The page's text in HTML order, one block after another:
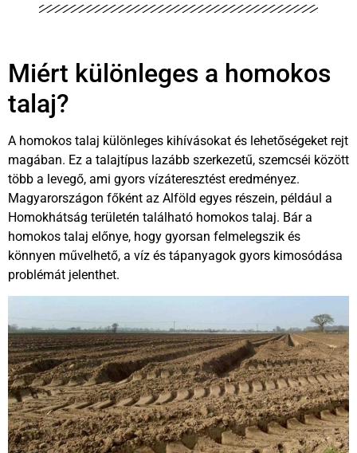
Miért különleges a homokos
talaj?
A homokos talaj különleges kihívásokat és lehetőségeket rejt
magában. Ez a talajtípus lazább szerkezetű, szemcséi között
több a levegő, ami gyors vízáteresztést eredményez.
Magyarországon főként az Alföld egyes részein, például a
Homokhátság területén található homokos talaj. Bár a
homokos talaj előnye, hogy gyorsan felmelegszik és
könnyen művelhető, a víz és tápanyagok gyors kimosódása
problémát jelenthet.